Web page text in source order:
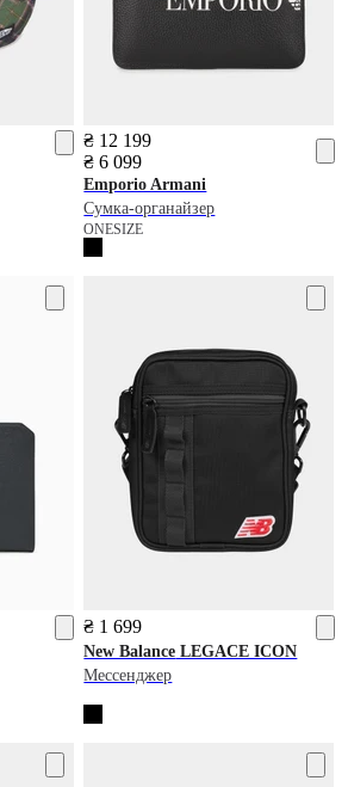
₴ 12 199
₴ 6 099
Emporio Armani
Сумка-органайзер
ONESIZE
₴ 1 699
New Balance LEGACE ICON
Мессенджер